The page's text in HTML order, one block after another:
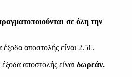
σε όλη την
αποστολής είναι 2.5€.
αποστολής είναι δωρεάν.